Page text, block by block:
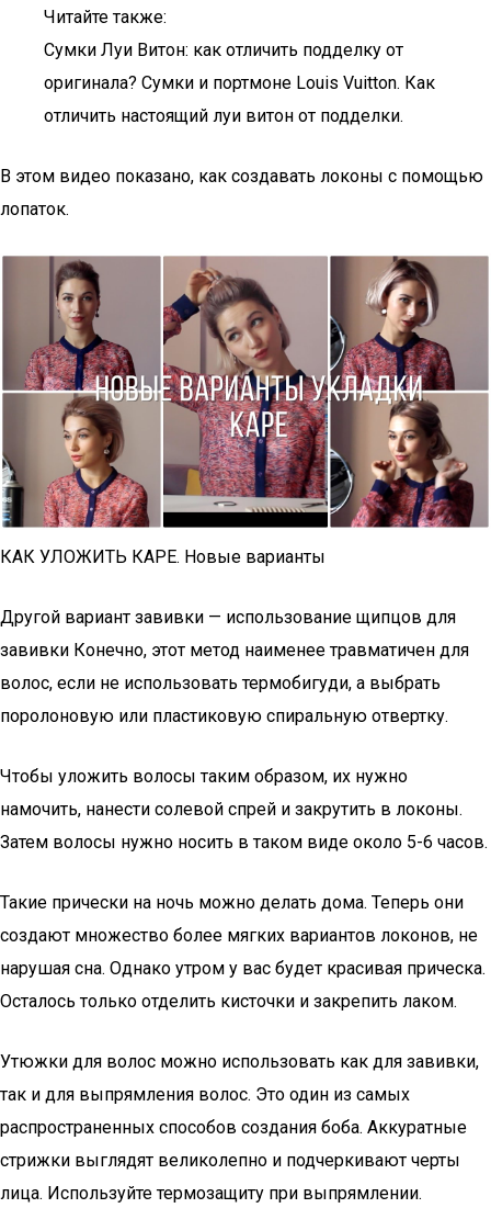
Читайте также:
Сумки Луи Витон: как отличить подделку от
оригинала? Сумки и портмоне Louis Vuitton. Как
отличить настоящий луи витон от подделки.
В этом видео показано, как создавать локоны с помощью
лопаток.
КАК УЛОЖИТЬ КАРЕ. Новые варианты
Другой вариант завивки — использование щипцов для
завивки Конечно, этот метод наименее травматичен для
волос, если не использовать термобигуди, а выбрать
поролоновую или пластиковую спиральную отвертку.
Чтобы уложить волосы таким образом, их нужно
намочить, нанести солевой спрей и закрутить в локоны.
Затем волосы нужно носить в таком виде около 5-6 часов.
Такие прически на ночь можно делать дома. Теперь они
создают множество более мягких вариантов локонов, не
нарушая сна. Однако утром у вас будет красивая прическа.
Осталось только отделить кисточки и закрепить лаком.
Утюжки для волос можно использовать как для завивки,
так и для выпрямления волос. Это один из самых
распространенных способов создания боба. Аккуратные
стрижки выглядят великолепно и подчеркивают черты
лица. Используйте термозащиту при выпрямлении.